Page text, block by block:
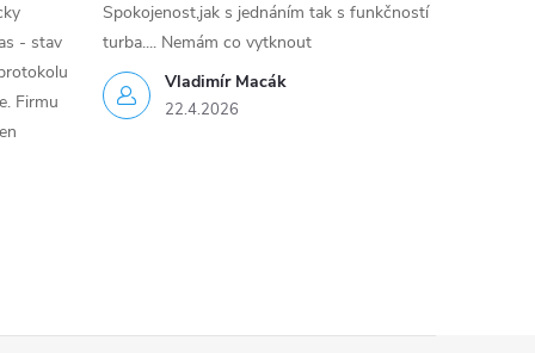
- stav
Firmu
Vladimír Macák
22.4.2026
Spokojenost,jak s jednáním tak s funkčností
turba.... Nemám co vytknout